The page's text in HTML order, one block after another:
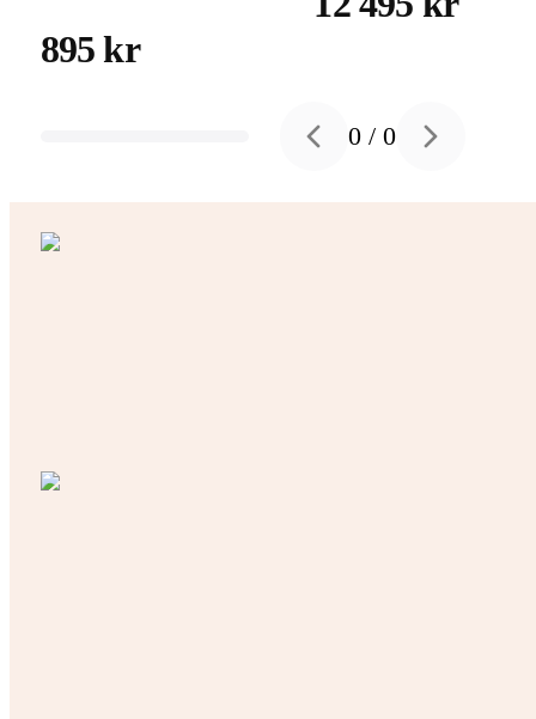
895 kr
Previous slide
0 /0 Next slide